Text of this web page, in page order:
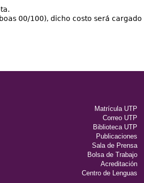
00/100), dicho costo será cargado
Matrícula UTP
Correo UTP
Biblioteca UTP
Publicaciones
Sala de Prensa
Bolsa de Trabajo
Acreditación
Centro de Lenguas